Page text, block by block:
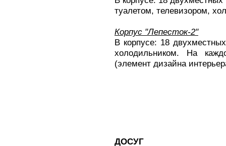
туалетом, телевизором,
Корпус "Лепесток-2"
В корпусе: 18
холодильником. На
(элемент дизайна
ДОСУГ